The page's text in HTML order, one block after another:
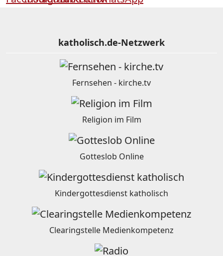
katholisch.de-Netzwerk
Fernsehen - kirche.tv
Religion im Film
Gotteslob Online
Kindergottesdienst katholisch
Clearingstelle Medienkompetenz